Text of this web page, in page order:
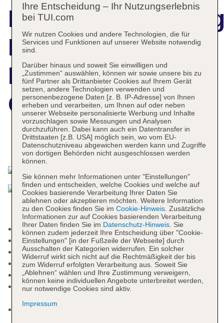
HM Alma de
Bayahibe Adults
Only
Das bietet Ihre Unterkunft
Mindestalter in der Unterkunft: 18 Jahre
Check-in Zeit ab 15:00 Uhr
Check-out Zeit bis 12:00 Uhr
Hoteleröffnung: 2023
Letzte Komplettrenovierung: 2023
Rezeption: täglich 09:00 Uhr - 09:00 Uhr,
Gartenanlage, begrünter Innenhof,
Ihre Entscheidung – Ihr Nutzungserlebnis
bei TUI.com
Wir nutzen Cookies und andere Technologien, die für
Services und Funktionen auf unserer Website notwendig
sind.
Darüber hinaus und soweit Sie einwilligen und
„Zustimmen“ auswählen, können wir sowie unsere bis zu
fünf Partner als Drittanbieter Cookies auf Ihrem Gerät
setzen, andere Technologien verwenden und
personenbezogene Daten [z. B. IP-Adresse] von Ihnen
erheben und verarbeiten, um Ihnen auf oder neben
unserer Webseite personalisierte Werbung und Inhalte
vorzuschlagen sowie Messungen und Analysen
durchzuführen. Dabei kann auch ein Datentransfer in
Drittstaaten [z.B. USA] möglich sein, wo vom EU-
Datenschutzniveau abgewichen werden kann und Zugriffe
von dortigen Behörden nicht ausgeschlossen werden
können.
Sie können mehr Informationen unter "Einstellungen"
finden und entscheiden, welche Cookies und welche auf
Cookies basierende Verarbeitung Ihrer Daten Sie
ablehnen oder akzeptieren möchten. Weitere Information
zu den Cookies finden Sie im Cookie-Hinweis. Zusätzliche
Informationen zur auf Cookies basierenden Verarbeitung
Ihrer Daten finden Sie im Datenschutz-Hinweis. Sie
können zudem jederzeit Ihre Entscheidung über "Cookie-
Einstellungen" [in der Fußzeile der Webseite] durch
Ausschalten der Kategorien widerrufen. Ein solcher
Widerruf wirkt sich nicht auf die Rechtmäßigkeit der bis
zum Widerruf erfolgten Verarbeitung aus. Soweit Sie
„Ablehnen“ wählen und Ihre Zustimmung verweigern,
können keine individuellen Angebote unterbreitet werden,
nur notwendige Cookies sind aktiv.
Impressum